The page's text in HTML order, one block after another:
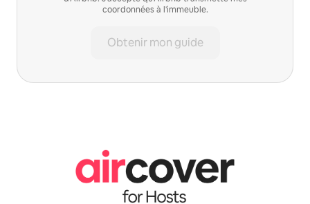
coordonnées à l'immeuble.
Obtenir mon guide